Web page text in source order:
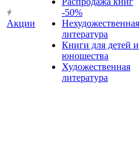
Акции
-50%
Нехудожественная
литература
Книги для детей и
юношества
Художественная
литература